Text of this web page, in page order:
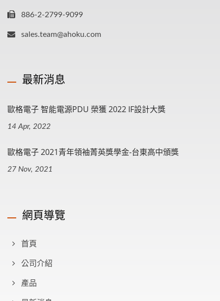
886-2-2799-9099
sales.team@ahoku.com
最新消息
歐格電子 智能電源PDU 榮獲 2022 IF設計大獎
14 Apr, 2022
歐格電子 2021青年領袖菁英獎學金-台東高中頒獎
27 Nov, 2021
網頁導覽
首頁
公司介紹
產品